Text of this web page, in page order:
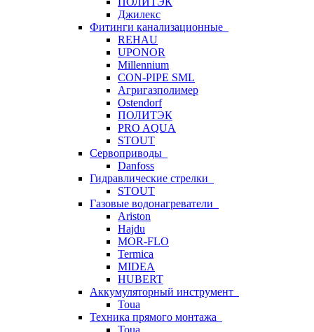
Джилекс
Фитинги канализационные
REHAU
UPONOR
Millennium
CON-PIPE SML
Агригазполимер
Ostendorf
ПОЛИТЭК
PRO AQUA
STOUT
Сервоприводы
Danfoss
Гидравлические стрелки
STOUT
Газовые водонагреватели
Ariston
Hajdu
MOR-FLO
Termica
MIDEA
HUBERT
Аккумуляторный инструмент
Toua
Техника прямого монтажа
Toua